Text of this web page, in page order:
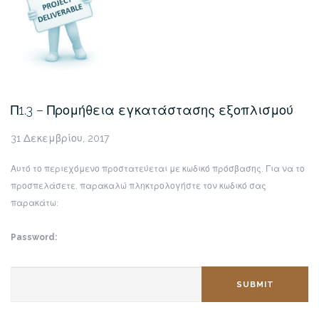
Π1.3 – Προμήθεια εγκατάστασης εξοπλισμού
31 Δεκεμβρίου, 2017
Αυτό το περιεχόμενο προστατεύεται με κωδικό πρόσβασης. Για να το
προσπελάσετε, παρακαλώ πληκτρολογήστε τον κωδικό σας
παρακάτω:
Password:
SUBMIT